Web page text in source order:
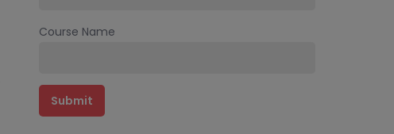
Course Name